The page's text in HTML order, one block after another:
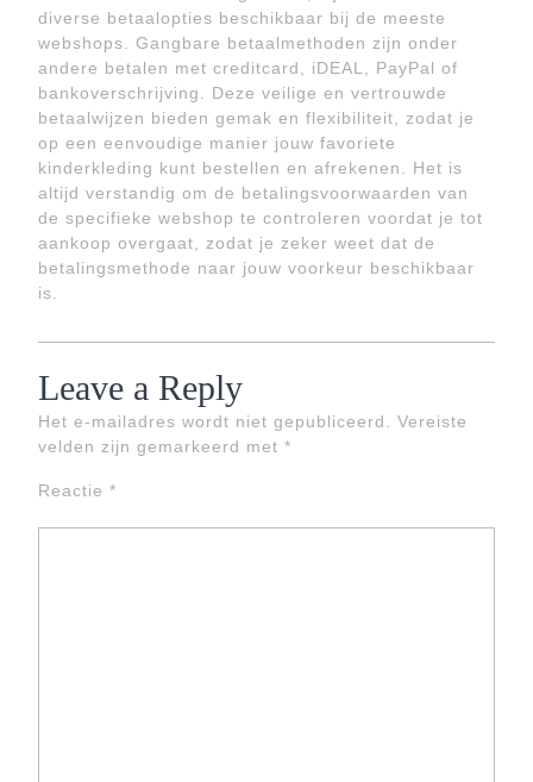
diverse betaalopties beschikbaar bij de meeste
webshops. Gangbare betaalmethoden zijn onder
andere betalen met creditcard, iDEAL, PayPal of
bankoverschrijving. Deze veilige en vertrouwde
betaalwijzen bieden gemak en flexibiliteit, zodat je
op een eenvoudige manier jouw favoriete
kinderkleding kunt bestellen en afrekenen. Het is
altijd verstandig om de betalingsvoorwaarden van
de specifieke webshop te controleren voordat je tot
aankoop overgaat, zodat je zeker weet dat de
betalingsmethode naar jouw voorkeur beschikbaar
is.
Leave a Reply
Het e-mailadres wordt niet gepubliceerd.
Vereiste
velden zijn gemarkeerd met *
Reactie *